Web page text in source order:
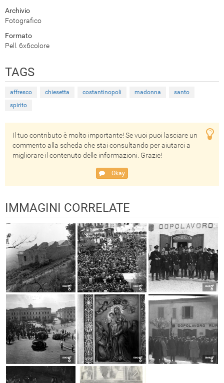
Archivio
Fotografico
Formato
Pell. 6x6colore
TAGS
affresco chiesetta costantinopoli madonna
santo
spirito
Il tuo contributo è molto importante! Se vuoi puoi lasciare un
commento alla scheda che stai consultando per aiutarci a
migliorare il contenuto delle informazioni. Grazie!
Okay
IMMAGINI CORRELATE